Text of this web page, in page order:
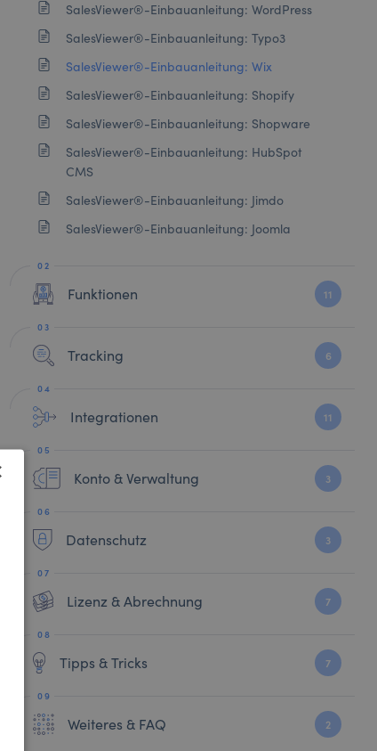
SalesViewer®-Einbauanleitung: WordPress
SalesViewer®-Einbauanleitung: Typo3
SalesViewer®-Einbauanleitung: Wix
SalesViewer®-Einbauanleitung: Shopify
SalesViewer®-Einbauanleitung: Shopware
SalesViewer®-Einbauanleitung: HubSpot
CMS
SalesViewer®-Einbauanleitung: Jimdo
SalesViewer®-Einbauanleitung: Joomla
Funktionen 11
Tracking 6
Integrationen 11
Konto & Verwaltung 3
Datenschutz 3
Lizenz & Abrechnung 7
Tipps & Tricks 7
Weiteres & FAQ 2